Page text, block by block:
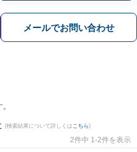
メールでお問い合わせ
(検索結果について詳しくは こちら)
2件中 1-2件を表示